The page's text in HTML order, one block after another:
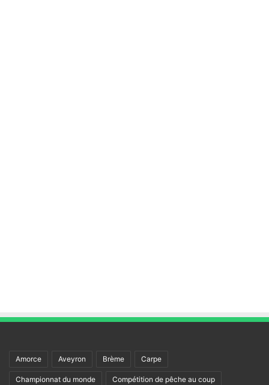
Amorce Aveyron Brème Carpe
Championnat du monde Compétition de pêche au coup